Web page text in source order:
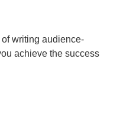
writing audience-
achieve the success